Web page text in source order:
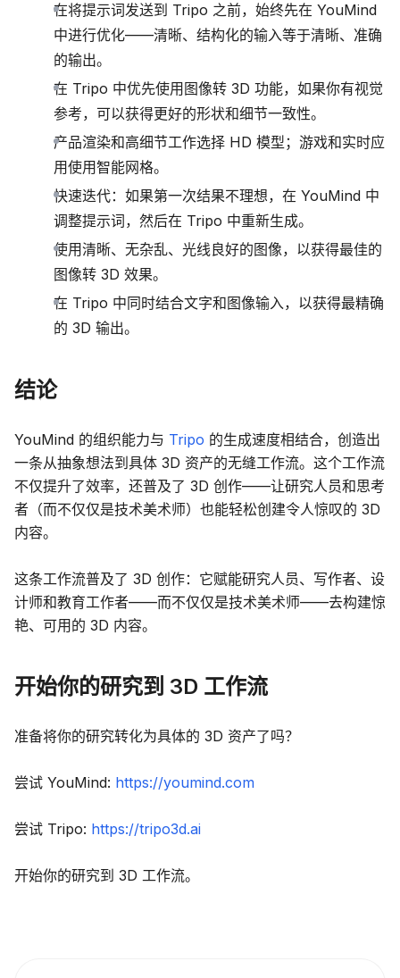
在将提示词发送到 Tripo 之前，始终先在 YouMind
中进行优化——清晰、结构化的输入等于清晰、准确
的输出。
在 Tripo 中优先使用图像转 3D 功能，如果你有视觉
参考，可以获得更好的形状和细节一致性。
产品渲染和高细节工作选择 HD 模型；游戏和实时应
用使用智能网格。
快速迭代：如果第一次结果不理想，在 YouMind 中
调整提示词，然后在 Tripo 中重新生成。
使用清晰、无杂乱、光线良好的图像，以获得最佳的
图像转 3D 效果。
在 Tripo 中同时结合文字和图像输入，以获得最精确
的 3D 输出。
结论
YouMind 的组织能力与 Tripo 的生成速度相结合，创造出
一条从抽象想法到具体 3D 资产的无缝工作流。这个工作流
不仅提升了效率，还普及了 3D 创作——让研究人员和思考
者（而不仅仅是技术美术师）也能轻松创建令人惊叹的 3D
内容。
这条工作流普及了 3D 创作：它赋能研究人员、写作者、设
计师和教育工作者——而不仅仅是技术美术师——去构建惊
艳、可用的 3D 内容。
开始你的研究到 3D 工作流
准备将你的研究转化为具体的 3D 资产了吗？
尝试 YouMind: https://youmind.com
尝试 Tripo: https://tripo3d.ai
开始你的研究到 3D 工作流。